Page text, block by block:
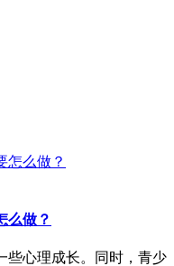
么做？
心理成长。同时，青少